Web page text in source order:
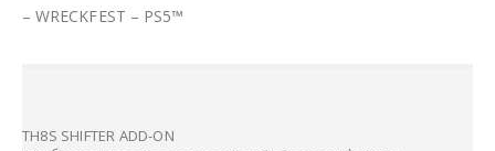
– WRECKFEST – PS5™
TH8S SHIFTER ADD-ON